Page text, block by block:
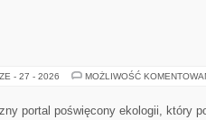
- 27 - 2026 MOŻLIWOŚĆ
portal poświęcony ekologii, który